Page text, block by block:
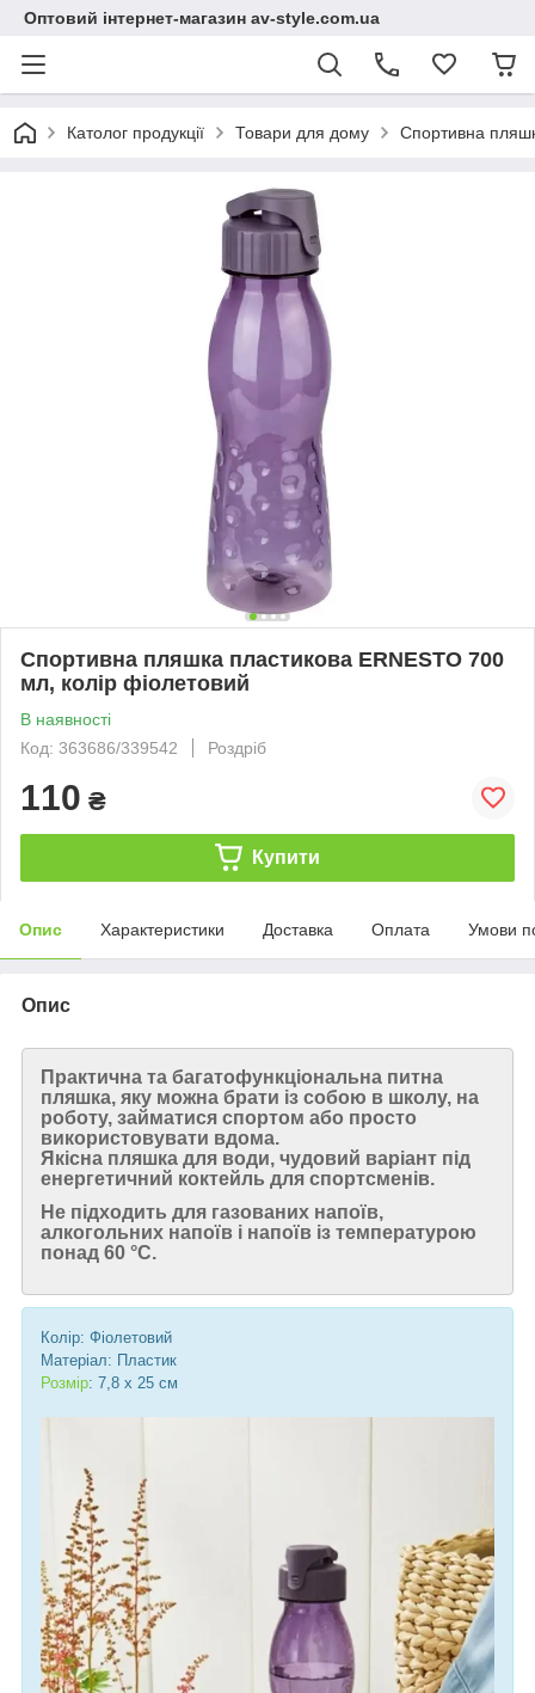
Оптовий інтернет-магазин av-style.com.ua
Католог продукції Товари для дому Спортивна
Спортивна пляшка пластикова ERNESTO 700
мл, колір фіолетовий
В наявності
Код: 363686/339542
Роздріб
110 ₴
Купити
Опис Характеристики Доставка Оплата Умови
Опис
Практична та багатофункціональна питна
пляшка, яку можна брати із собою в школу, на
роботу, займатися спортом або просто
використовувати вдома.
Якісна пляшка для води, чудовий варіант під
енергетичний коктейль для спортсменів.
Не підходить для газованих напоїв,
алкогольних напоїв і напоїв із температурою
понад 60 °C.
Колір: Фіолетовий
Матеріал: Пластик
Розмір: 7,8 х 25 см